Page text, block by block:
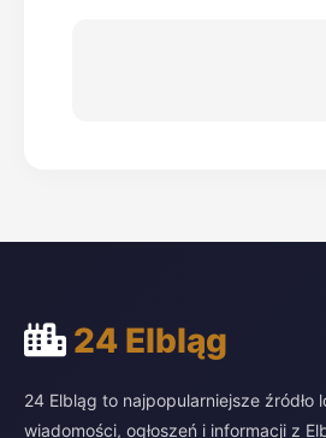
24 Elbląg
24 Elbląg to najpopularniejsze źródło
wiadomości, ogłoszeń i informacji z